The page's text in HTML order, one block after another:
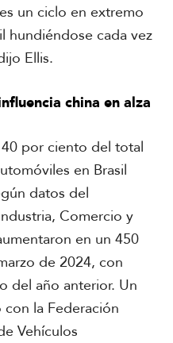
un ciclo en extremo
hundiéndose cada vez
Ellis.
china en alza
por ciento del total
en Brasil
datos del
Comercio y
en un 450
de 2024, con
del año anterior. Un
la Federación
Vehículos